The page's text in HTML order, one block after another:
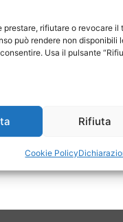
prestare, rifiutare o revocare il
può rendere non disponibili
Usa il pulsante
Rifiuta
Cookie Policy
e